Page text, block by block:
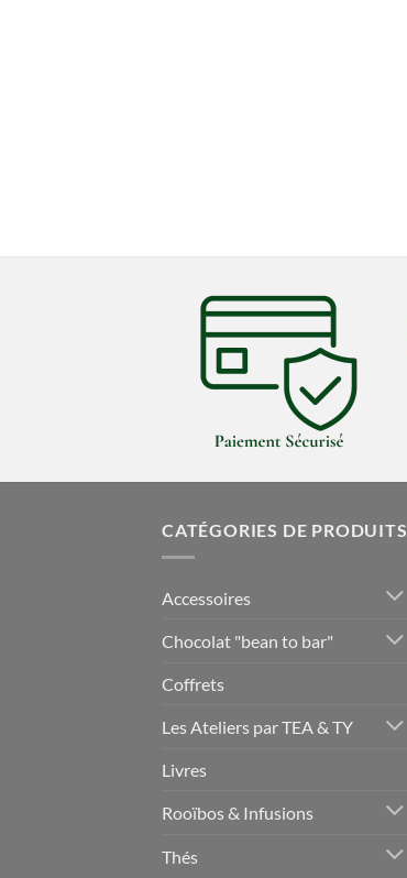
CATÉGORIES DE PRODUITS
Accessoires
Chocolat "bean to bar"
Coffrets
Les Ateliers par TEA & TY
Livres
Rooïbos & Infusions
Thés